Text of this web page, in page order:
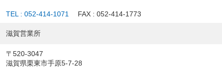
TEL : 052-414-1071 FAX : 052-414-1773
滋賀営業所
〒520-3047
滋賀県栗東市手原5-7-28